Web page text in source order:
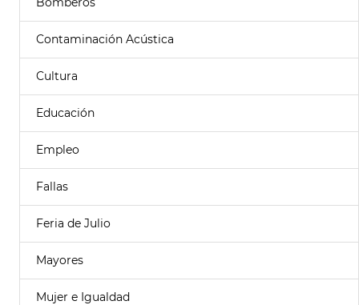
Contaminación Acústica
Cultura
Educación
Empleo
Fallas
Feria de Julio
Mayores
Mujer e Igualdad